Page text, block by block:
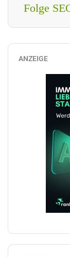
Folge
ANZEIGE